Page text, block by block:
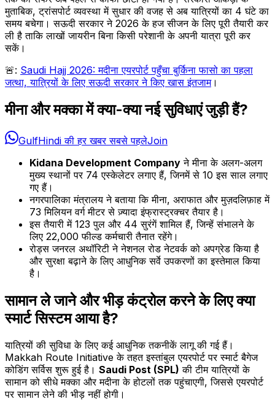
मुताबिक, ट्रांसपोर्ट व्यवस्था में सुधार की वजह से अब यात्रियों का 4 घंटे का
समय बचेगा। सऊदी सरकार ने 2026 के हज सीजन के लिए पूरी तैयारी कर
ली है ताकि लाखों जायरीन बिना किसी परेशानी के अपनी यात्रा पूरी कर
सकें।
🚨: Saudi Hajj 2026: मदीना एयरपोर्ट पहुँचा बुर्किना फासो का पहला
जत्था, यात्रियों के लिए सऊदी सरकार ने किए खास इंतजाम।
मीना और मक्का में क्या-क्या नई सुविधाएं जुड़ी हैं?
GulfHindi की हर खबर सबसे पहलेJoin
Kidana Development Company ने मीना के अलग-अलग
मुख्य स्थानों पर 74 एस्केलेटर लगाए हैं, जिनमें से 10 इस साल लगाए
गए हैं।
नगरपालिका मंत्रालय ने बताया कि मीना, अराफात और मुज़दलिफ़ाह में
73 मिलियन वर्ग मीटर से ज़्यादा इंफ्रास्ट्रक्चर तैयार है।
इस तैयारी में 123 पुल और 44 सुरंगें शामिल हैं, जिन्हें संभालने के
लिए 22,000 फील्ड कर्मचारी तैनात रहेंगे।
रोड्स जनरल अथॉरिटी ने नेशनल रोड नेटवर्क को अपग्रेड किया है
और सुरक्षा बढ़ाने के लिए आधुनिक सर्वे उपकरणों का इस्तेमाल किया
है।
सामान ले जाने और भीड़ कंट्रोल करने के लिए क्या
स्मार्ट सिस्टम आया है?
यात्रियों की सुविधा के लिए कई आधुनिक तकनीकें लागू की गई हैं।
Makkah Route Initiative के तहत इस्तांबुल एयरपोर्ट पर स्मार्ट बैगेज
कोडिंग सर्विस शुरू हुई है। Saudi Post (SPL) की टीम यात्रियों के
सामान को सीधे मक्का और मदीना के होटलों तक पहुंचाएगी, जिससे एयरपोर्ट
पर सामान लेने की भीड़ नहीं होगी।